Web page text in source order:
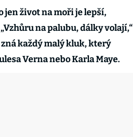
jen život na moři je lepší,
na palubu, dálky volají,“
každý malý kluk, který
Verna nebo Karla Maye.